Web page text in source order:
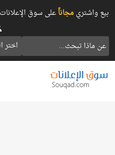
بيع واشتريمجاناًعلى سوق الإعلانات
اختر